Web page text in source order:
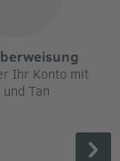
Ihr Konto mit
und Tan